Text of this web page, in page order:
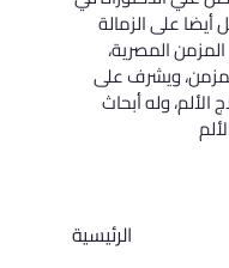
أيضا على الزمالة
المصرية،
ويشرف على
الألم، وله أبحاث
الرئيسية